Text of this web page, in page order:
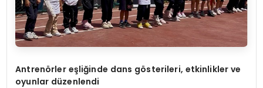
Antrenörler eşliğinde dans gösterileri, etkinlikler ve
oyunlar düzenlendi